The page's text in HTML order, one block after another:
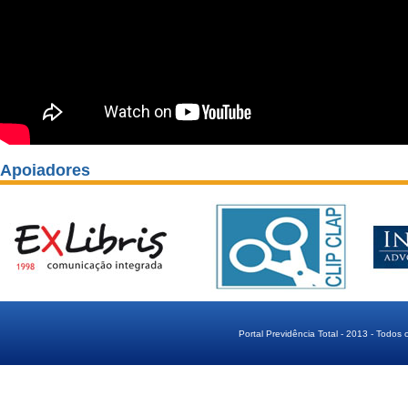
Apoiadores
Portal Previdência Total - 2013 - Todos